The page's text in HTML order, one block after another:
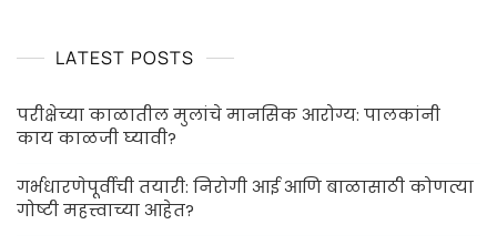
LATEST POSTS
परीक्षेच्या काळातील मुलांचे मानसिक आरोग्य: पालकांनी
काय काळजी घ्यावी?
गर्भधारणेपूर्वीची तयारी: निरोगी आई आणि बाळासाठी कोणत्या
गोष्टी महत्त्वाच्या आहेत?